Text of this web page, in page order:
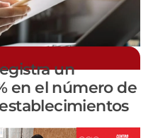
a junio un
en el número de